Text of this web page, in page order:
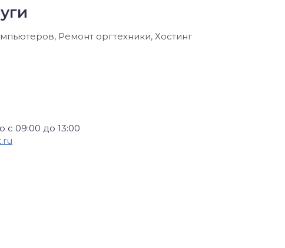
Ремонт оргтехники, Хостинг
с 09:00 до 13:00